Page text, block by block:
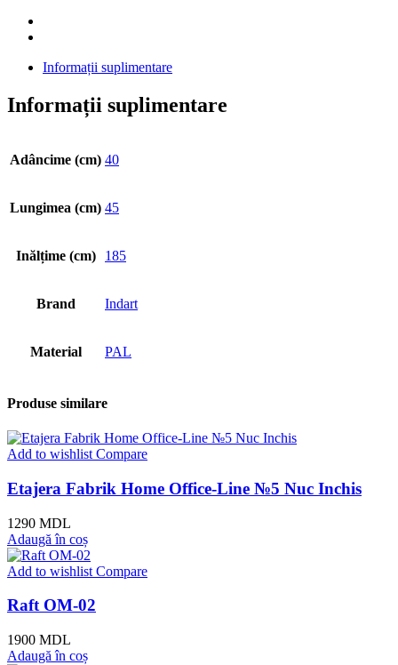
Informații suplimentare
Informații suplimentare
Adâncime (cm) 40
Lungimea (cm) 45
Inălțime (cm) 185
Brand Indart
Material PAL
Produse similare
Add to wishlist Compare
Etajera Fabrik Home Office-Line №5 Nuc Inchis
1290 MDL
Adaugă în coș
Add to wishlist Compare
Raft OM-02
1900 MDL
Adaugă în coș